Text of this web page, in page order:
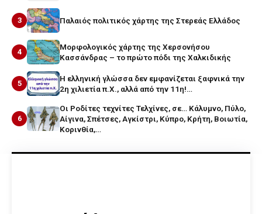
3 Παλαιός πολιτικός χάρτης της Στερεάς Ελλάδος
4
Μορφολογικός χάρτης της Χερσονήσου
Κασσάνδρας – το πρώτο πόδι της Χαλκιδικής
5
Η ελληνική γλώσσα δεν εμφανίζεται ξαφνικά την
2η χιλιετία π.Χ., αλλά από την 11η!…
6
Οι Ροδίτες τεχνίτες Τελχίνες, σε… Κάλυμνο, Πύλο,
Αίγινα, Σπέτσες, Αγκίστρι, Κύπρο, Κρήτη, Βοιωτία,
Κορινθία,…